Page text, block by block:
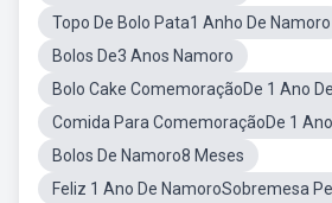
Topo De Bolo Pata1 Anho De Namoro
Bolos De3 Anos Namoro
Bolo Cake ComemoraçãoDe 1 Ano
Comida Para ComemoraçãoDe 1
Bolos De Namoro8 Meses
Feliz 1 Ano De NamoroSobremesa